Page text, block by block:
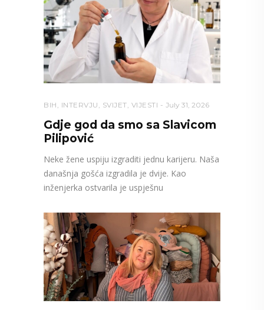
BIH INTERVJU SVIJET VIJESTI July 31, 2026
Gdje god da smo sa Slavicom
Pilipović
Neke žene uspiju izgraditi jednu karijeru. Naša
današnja gošća izgradila je dvije. Kao
inženjerka ostvarila je uspješnu